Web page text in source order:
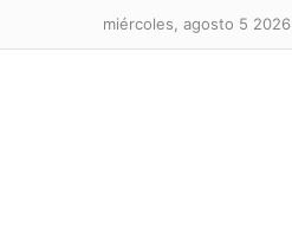
miércoles, agosto 5 2026